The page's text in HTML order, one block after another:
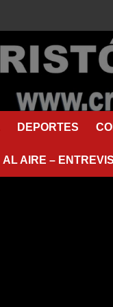
DEPORTES
AL AIRE –